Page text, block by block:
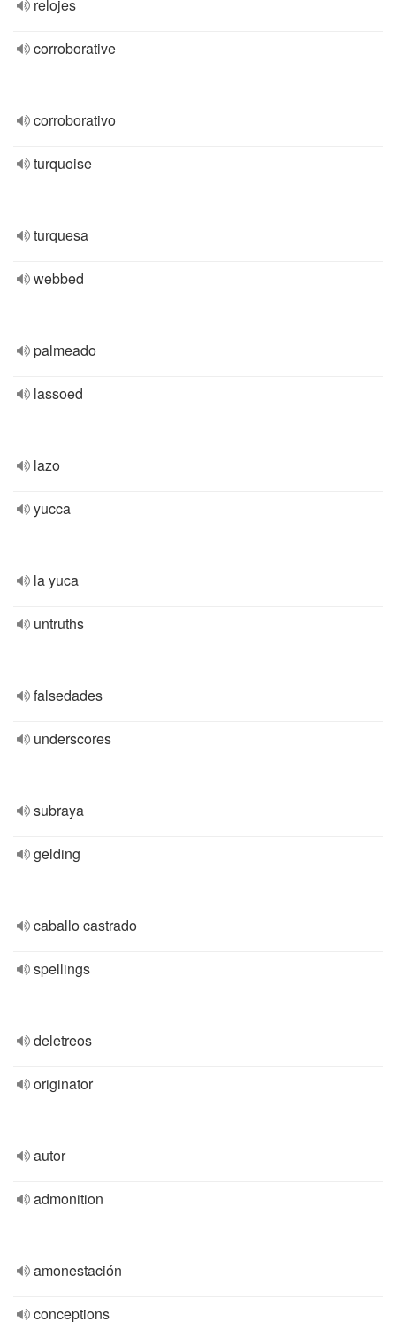
relojes
corroborative
corroborativo
turquoise
turquesa
webbed
palmeado
lassoed
lazo
yucca
la yuca
untruths
falsedades
underscores
subraya
gelding
caballo castrado
spellings
deletreos
originator
autor
admonition
amonestación
conceptions